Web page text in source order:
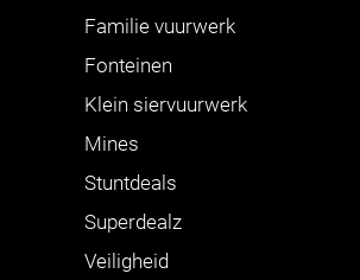
Familie vuurwerk
Fonteinen
Klein siervuurwerk
Mines
Stuntdeals
Superdealz
Veiligheid